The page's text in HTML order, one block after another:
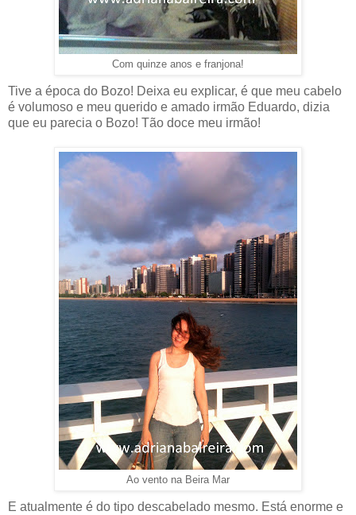
Com quinze anos e franjona!
Tive a época do Bozo! Deixa eu explicar, é que meu cabelo
é volumoso e meu querido e amado irmão Eduardo, dizia
que eu parecia o Bozo! Tão doce meu irmão!
Ao vento na Beira Mar
E atualmente é do tipo descabelado mesmo. Está enorme e